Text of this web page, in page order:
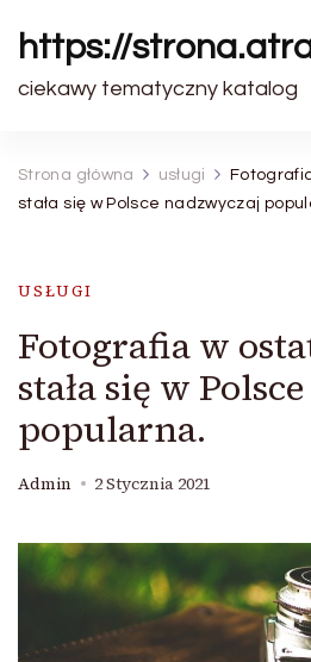
https://
ciekawy tematyczny katalog
Strona główna usługi
stała się w Polsce nadzwyczaj
USŁUGI
Fotografia w
stała się w
popularna.
Admin 2 Stycznia 2021